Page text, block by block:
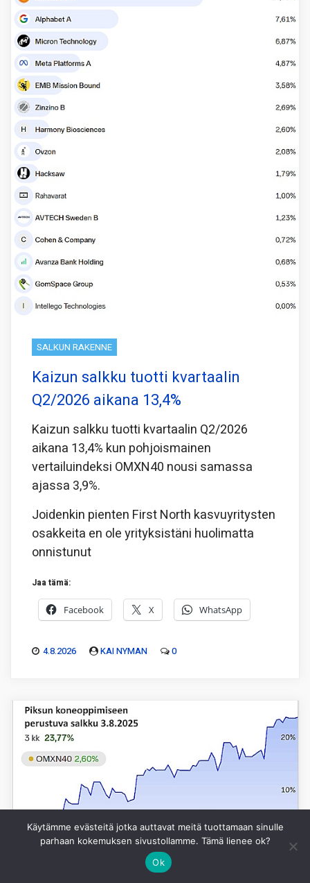
SALKUN RAKENNE
Kaizun salkku tuotti kvartaalin
Q2/2026 aikana 13,4%
Kaizun salkku tuotti kvartaalin Q2/2026
aikana 13,4% kun pohjoismainen
vertailuindeksi OMXN40 nousi samassa
ajassa 3,9%.
Joidenkin pienten First North kasvuyritysten
osakkeita en ole yrityksistäni huolimatta
onnistunut
Jaa tämä:
Facebook X WhatsApp
4.8.2026 KAI NYMAN 0
Käytämme evästeitä jotka auttavat meitä tuottamaan sinulle
parhaan kokemuksen sivustollamme. Tämä lienee ok?
Ok